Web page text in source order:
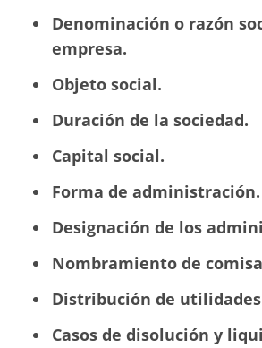
Denominación o razón
empresa.
Objeto social.
Duración de la sociedad.
Capital social.
Forma de administración.
Designación de los
Nombramiento de
Distribución de
Casos de disolución y